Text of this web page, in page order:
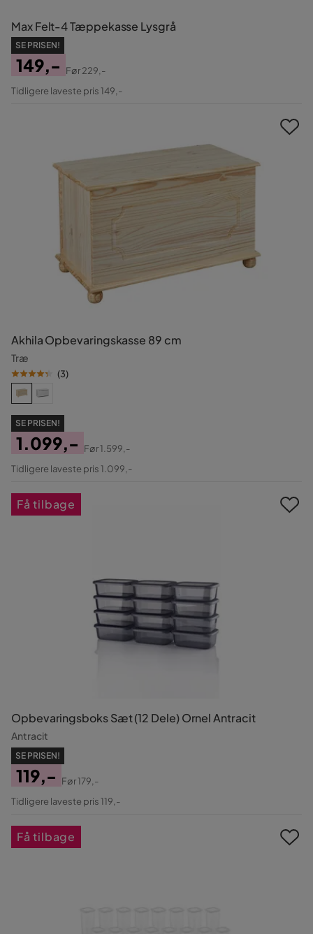
Max Felt-4 Tæppekasse Lysgrå
SE PRISEN!
Pris
149,-
Original
Før229,-
Tidligere laveste pris 149,-
Akhila Opbevaringskasse 89 cm
Træ
(3)
SE PRISEN!
Pris
1.099,-
Original
Før1.599,-
Tidligere laveste pris 1.099,-
Opbevaringsboks Sæt (12 Dele) Ornel Antracit
Antracit
SE PRISEN!
Pris
119,-
Original
Før179,-
Tidligere laveste pris 119,-
Få tilbage
Få tilbage